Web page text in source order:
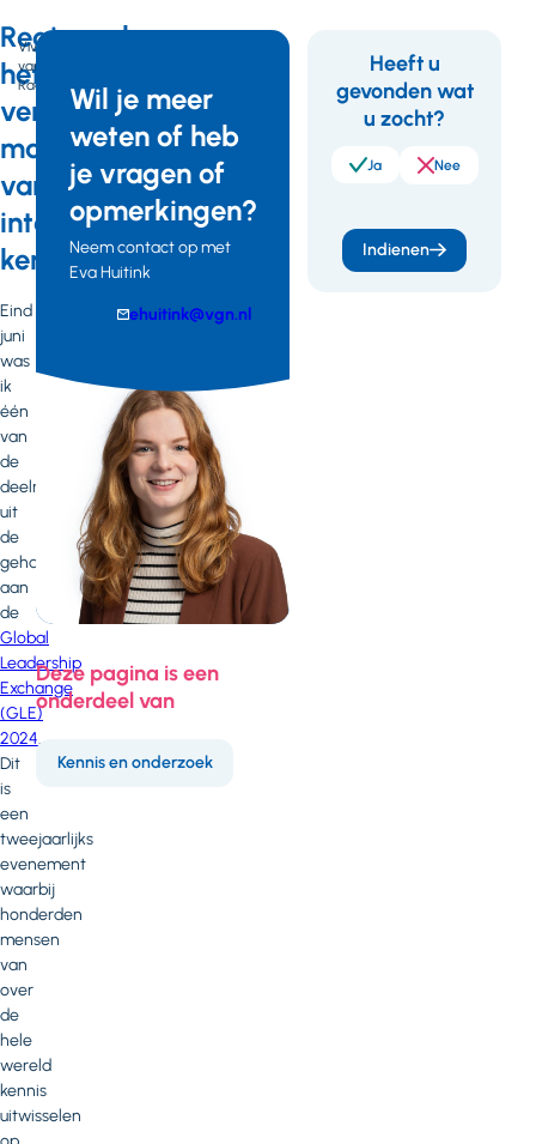
Regionaal
het
verschil
maken
vanuit
internationale
kennisuitwisseling
Eind
juni
was
ik
één
van
de
deelnemers
uit
de
gehandicaptenzorg
aan
de
Global
Leadership
Exchange
(GLE)
2024.
Dit
is
een
tweejaarlijks
evenement
waarbij
honderden
mensen
van
over
de
hele
wereld
kennis
uitwisselen
Vivian
van
Raaij
Wil je meer
weten of heb
je vragen of
opmerkingen?
Neem contact op met
Eva Huitink
ehuitink@vgn.nl
Deze pagina is een
onderdeel van
Kennis en onderzoek
Feedback
Heeft u
gevonden wat
u zocht?
Ja Nee
Indienen